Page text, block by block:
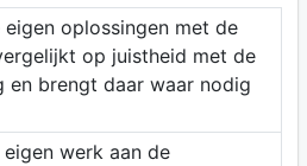
oplossingen met de
op juistheid met de
en brengt daar waar nodig
werk aan de